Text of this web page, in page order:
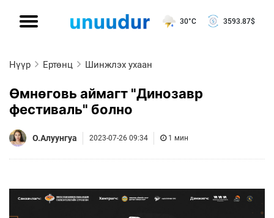
30°C 3593.87$
Нүүр Ертөнц Шинжлэх ухаан
Өмнөговь аймагт "Динозавр
фестиваль" болно
О.Алуунгуа 2023-07-26 09:34 1 мин